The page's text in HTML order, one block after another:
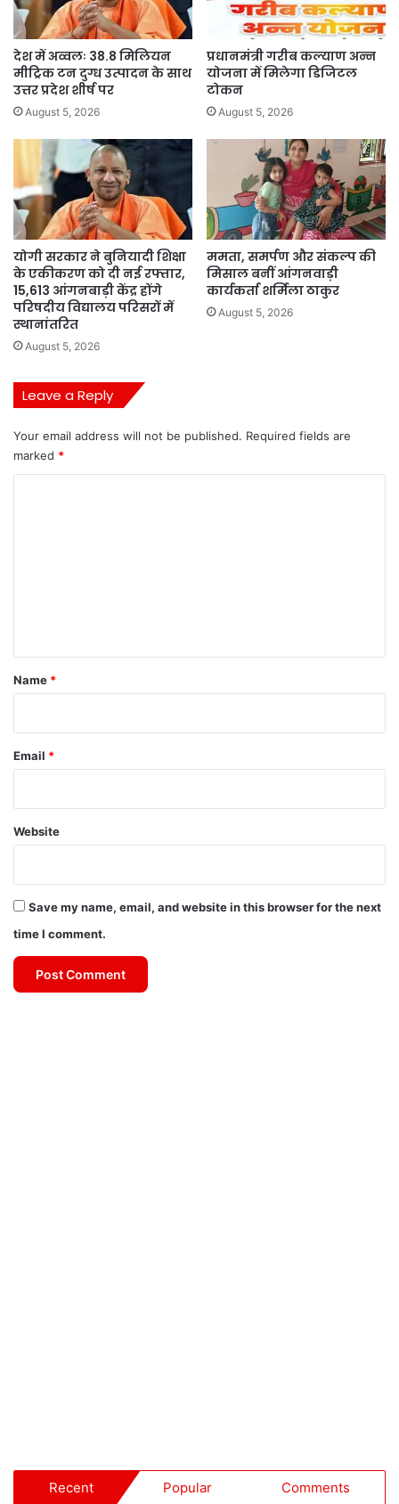
देश में अव्वलः 38.8 मिलियन
मीट्रिक टन दुग्ध उत्पादन के साथ
उत्तर प्रदेश शीर्ष पर
August 5, 2026
प्रधानमंत्री गरीब कल्याण अन्न
योजना में मिलेगा डिजिटल
टोकन
August 5, 2026
योगी सरकार ने बुनियादी शिक्षा
के एकीकरण को दी नई रफ्तार,
15,613 आंगनबाड़ी केंद्र होंगे
परिषदीय विद्यालय परिसरों में
स्थानांतरित
August 5, 2026
ममता, समर्पण और संकल्प की
मिसाल बनीं आंगनवाड़ी
कार्यकर्ता शर्मिला ठाकुर
August 5, 2026
Leave a Reply
Your email address will not be published. Required fields are
marked *
*
Name *
Email *
Website
Save my name, email, and website in this browser for the next
time I comment.
Recent Popular Comments